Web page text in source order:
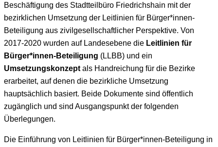
Beschäftigung des Stadtteilbüro Friedrichshain mit der
bezirklichen Umsetzung der Leitlinien für Bürger*innen-
Beteiligung aus zivilgesellschaftlicher Perspektive. Von
2017-2020 wurden auf Landesebene die Leitlinien für
Bürger*innen-Beteiligung (LLBB) und ein
Umsetzungskonzept als Handreichung für die Bezirke
erarbeitet, auf denen die bezirkliche Umsetzung
hauptsächlich basiert. Beide Dokumente sind öffentlich
zugänglich und sind Ausgangspunkt der folgenden
Überlegungen.
Die Einführung von Leitlinien für Bürger*innen-Beteiligung in